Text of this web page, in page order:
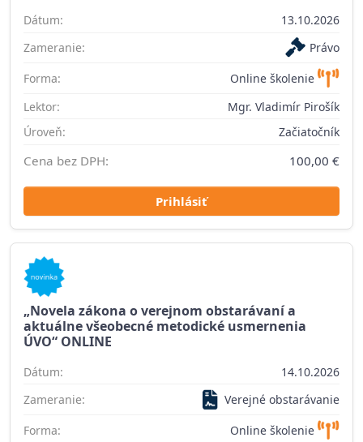
Dátum:
13.10.2026
Zameranie:
Právo
Forma:
Online školenie
Lektor:
Mgr. Vladimír Pirošík
Úroveň:
Začiatočník
Cena bez DPH: 100,00 €
Prihlásiť
„Novela zákona o verejnom obstarávaní a
aktuálne všeobecné metodické usmernenia
ÚVO“ ONLINE
Dátum:
14.10.2026
Zameranie:
Verejné obstarávanie
Forma:
Online školenie